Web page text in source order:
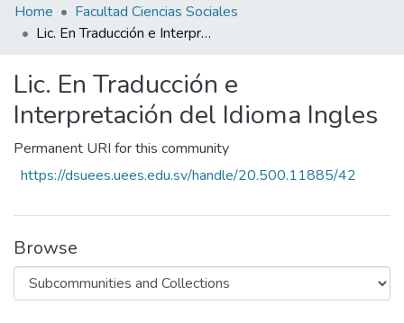
Home
Facultad Ciencias Sociales
Lic. En Traducción e Interpretación del Idioma Ingles
Lic. En Traducción e
Interpretación del Idioma Ingles
Permanent URI for this community
https://dsuees.uees.edu.sv/handle/20.500.11885/42
Browse